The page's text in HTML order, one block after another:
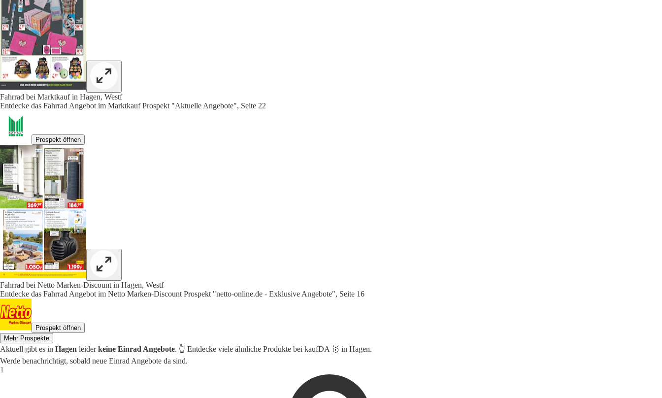
Fahrrad bei Marktkauf in Hagen, Westf
Entdecke das Fahrrad Angebot im Marktkauf Prospekt "Aktuelle Angebote", Seite 22
Prospekt öffnen
Fahrrad bei Netto Marken-Discount in Hagen, Westf
Entdecke das Fahrrad Angebot im Netto Marken-Discount Prospekt "netto-online.de - Exklusive Angebote", Seite 16
Prospekt öffnen
Mehr Prospekte
Aktuell gibt es in Hagen leiderkeine Einrad Angebote. 👆 Entdecke viele ähnliche Produkte bei kaufDA 🥇 in Hagen.
Werde benachrichtigt, sobald neue Einrad Angebote da sind.